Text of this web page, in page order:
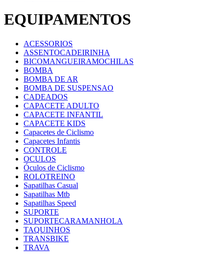
EQUIPAMENTOS
ACESSORIOS
ASSENTOCADEIRINHA
BICOMANGUEIRAMOCHILAS
BOMBA
BOMBA DE AR
BOMBA DE SUSPENSAO
CADEADOS
CAPACETE ADULTO
CAPACETE INFANTIL
CAPACETE KIDS
Capacetes de Ciclismo
Capacetes Infantis
CONTROLE
OCULOS
Óculos de Ciclismo
ROLOTREINO
Sapatilhas Casual
Sapatilhas Mtb
Sapatilhas Speed
SUPORTE
SUPORTECARAMANHOLA
TAQUINHOS
TRANSBIKE
TRAVA